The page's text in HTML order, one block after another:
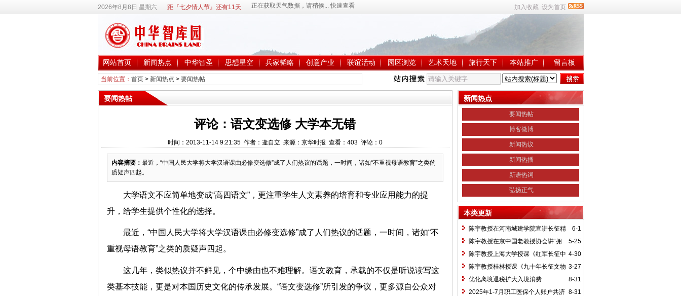
2026年8月8日 星期六 距『七夕情人节』还有11天 加入收藏 设为首页
网站首页 新闻热点 中华智圣 思想星空 兵家韬略 创意产业 联谊活动 园区浏览 艺术天地 旅行天下 本站推广 留言板
当前位置： 首页> 新闻热点 > 要闻热帖
要闻热帖
评论：语文变选修 大学本无错
时间：2013-11-14 9:21:35 作者：逄自立 来源：京华时报 查看： 403评论： 0
内容摘要： 最近，“中国人民大学将大学汉语课由必修变选修”成了人们热议的话题，一时间，诸如“不重视母语教育”之类的
质疑声四起。
大学语文不应简单地变成“高四语文”，更注重学生人文素养的培育和专业应用能力的提
升，给学生提供个性化的选择。
最近，“中国人民大学将大学汉语课由必修变选修”成了人们热议的话题，一时间，诸如“不
重视母语教育”之类的质疑声四起。
这几年，类似热议并不鲜见，个中缘由也不难理解。语文教育，承载的不仅是听说读写这
类基本技能，更是对本国历史文化的传承发展。“语文变选修”所引发的争议，更多源自公众对
新闻热点
要闻热帖
博客微博
新闻热议
新闻热播
新语热词
弘扬正气
本类更新
6-1
陈宇教授在河南城建学院宣讲长征精
神及红25军长征史
5-25
陈宇教授在京中国老教授协会讲“拥
抱中华新文明”
4-30
陈宇教授上海大学授课《红军长征中
的黄埔师生》
3-27
陈宇教授桂林授课《九十年长征文物
鉴赏》
8-31
优化离境退税扩大入境消费
8-31
2025年1-7月职工医保个人账户共济